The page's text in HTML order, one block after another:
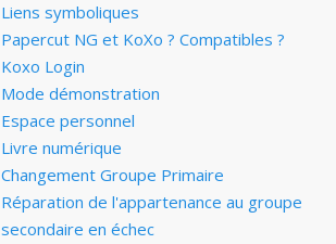
Liens symboliques
Papercut NG et KoXo ? Compatibles ?
Koxo Login
Mode démonstration
Espace personnel
Livre numérique
Changement Groupe Primaire
Réparation de l'appartenance au groupe
secondaire en échec